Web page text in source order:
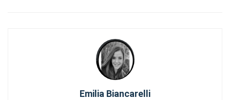
Emilia Biancarelli